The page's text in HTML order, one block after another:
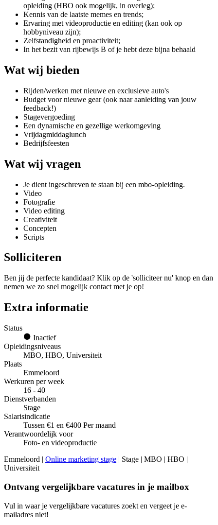
opleiding (HBO ook mogelijk, in overleg);
Kennis van de laatste memes en trends;
Ervaring met videoproductie en editing (kan ook op
hobbyniveau zijn);
Zelfstandigheid en proactiviteit;
In het bezit van rijbewijs B of je hebt deze bijna behaald
Wat wij bieden
Rijden/werken met nieuwe en exclusieve auto's
Budget voor nieuwe gear (ook naar aanleiding van jouw
feedback!)
Stagevergoeding
Een dynamische en gezellige werkomgeving
Vrijdagmiddaglunch
Bedrijfsfeesten
Wat wij vragen
Je dient ingeschreven te staan bij een mbo-opleiding.
Video
Fotografie
Video editing
Creativiteit
Concepten
Scripts
Solliciteren
Ben jij de perfecte kandidaat? Klik op de 'solliciteer nu' knop en dan
nemen we zo snel mogelijk contact met je op!
Extra informatie
Status
Inactief
Opleidingsniveaus
MBO, HBO, Universiteit
Plaats
Emmeloord
Werkuren per week
16 - 40
Dienstverbanden
Stage
Salarisindicatie
Tussen €1 en €400 Per maand
Verantwoordelijk voor
Foto- en videoproductie
Emmeloord | Online marketing stage | Stage | MBO | HBO |
Universiteit
Ontvang vergelijkbare vacatures in je mailbox
Vul in waar je vergelijkbare vacatures zoekt en vergeet je e-
mailadres niet!